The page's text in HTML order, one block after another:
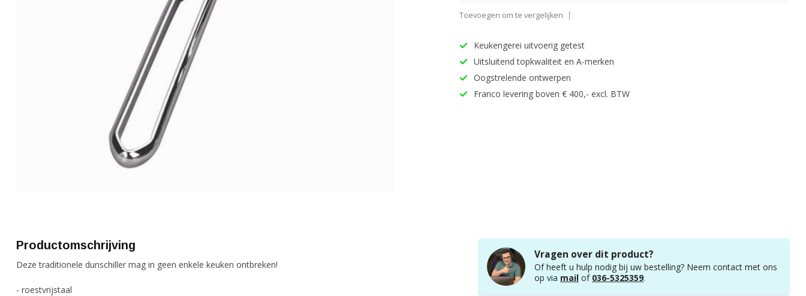
Toevoegen om te vergelijken
Keukengerei uitvoerig getest
Uitsluitend topkwaliteit en A-merken
Oogstrelende ontwerpen
Franco levering boven € 400,- excl. BTW
Productomschrijving
Deze traditionele dunschiller mag in geen enkele keuken ontbreken!
- roestvrijstaal
Vragen over dit product?
Of heeft u hulp nodig bij uw bestelling? Neem contact met ons
op via mail of 036-5325359.